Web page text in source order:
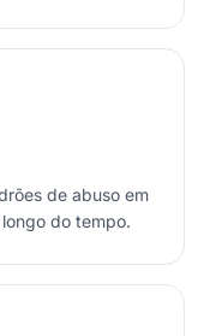
de abuso em
do tempo.